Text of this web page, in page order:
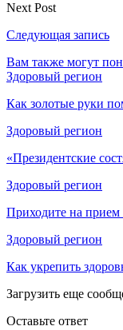
Next Post
Следующая запись
Вам также могут
Здоровый регион
Как золотые руки
Здоровый регион
«Президентские
Здоровый регион
Приходите на
Здоровый регион
Как укрепить
Загрузить еще
Оставьте ответ